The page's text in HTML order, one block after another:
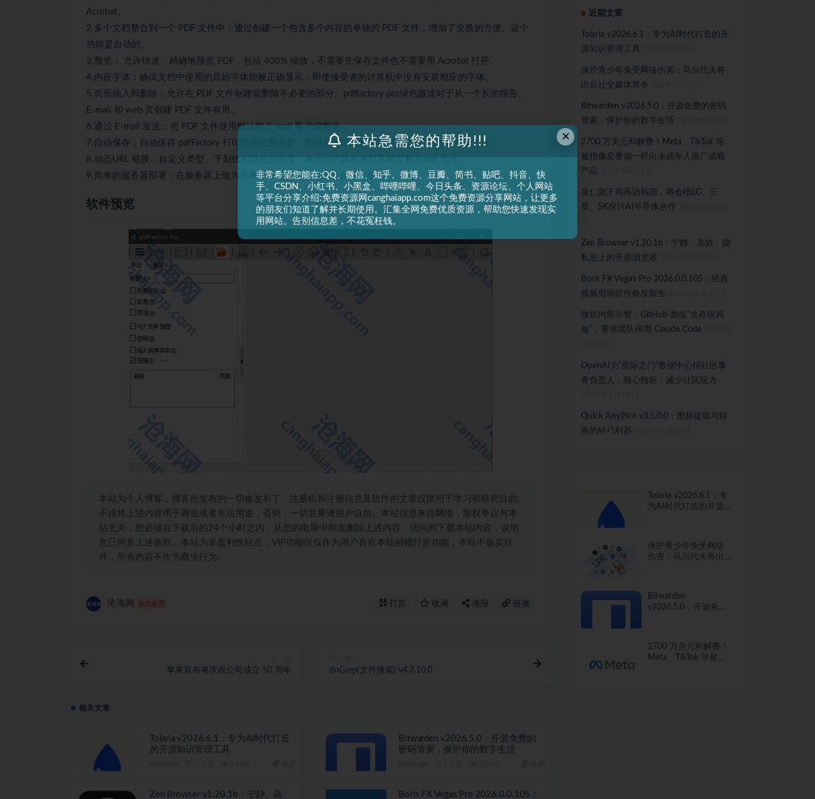
Acrobat。
2.多个文档整合到一个 PDF 文件中：通过创建一个包含多个内容的单独的 PDF 文件，增加了交换的方便。这个
功能是自动的。
3.预览： 允许快速、精确地预览 PDF，包括 400% 缩放，不需要先保存文件也不需要用 Acrobat 打开。
4.内嵌字体：确保文档中使用的原始字体能被正确显示，即使接受者的计算机中没有安装相应的字体。
5.页面插入和删除：允许在 PDF 文件创建前删除不必要的部分。pdffactory pro绿色版这对于从一个长的报告、
E-mail 和 web 页创建 PDF 文件有用。
6.通过 E-mail 发送：把 PDF 文件使用默认的 E-mail 客户端发送 。
7.自动保存：自动保存 pdfFactory 打印过的完整内容，所以你可以重新得到以前打印完成得 PDF 文件。
8.动态URL 链接：自定义类型、下划线和颜色的链接，单击你的鼠标来打开网页和 Email 地址。
9.简单的服务器部署：在服务器上做为共享打印机安装，请查看服务器版。
软件预览
本站为个人博客，博客所发布的一切修改补丁、注册机和注册信息及软件的文章仅限用于学习和研究目的;
不得将上述内容用于商业或者非法用途，否则，一切后果请用户自负。本站信息来自网络，版权争议与本
站无关，您必须在下载后的24个小时之内，从您的电脑中彻底删除上述内容。访问和下载本站内容，说明
您已同意上述条款。本站为非盈利性站点，VIP功能仅仅作为用户喜欢本站捐赠打赏功能，本站不贩卖软
件，所有内容不作为商业行为。
沧海网 永久会员 打赏 收藏 海报 链接
苹果宣布将庆祝公司成立 50 周年 dnGrep(文件搜索) v4.7.10.0
相关文章
Tolaria v2026.6.1：专为AI时代打造
的开源知识管理工具
Bitwarden v2026.5.0：开源免费的
密码管家，保护你的数字生活
Zen Browser v1.20.1b：宁静、高 Boris FX Vegas Pro 2026.0.0.105：
近期文章
Tolaria v2026.6.1：专为AI时代打造的开
源知识管理工具
保护青少年免受网络伤害：马尔代夫将
出台社交媒体禁令
Bitwarden v2026.5.0：开源免费的密码
管家，保护你的数字生活
2700 万美元和解费！Meta、TikTok 等
被指像卖香烟一样向未成年人推广成瘾
产品
黄仁勋下周再访韩国，将会晤LG、三
星、SK探讨AI半导体合作
Zen Browser v1.20.1b：宁静、高效、隐
私至上的开源浏览器
Boris FX Vegas Pro 2026.0.0.105：经典
视频剪辑软件焕发新生
微软内部示警：GitHub 面临“生存级风
险”，要求团队停用 Claude Code
OpenAI为“星际之门”数据中心招社区事
务负责人，核心指标：减少社区阻力
Quick Any2Ico v3.5.0.0：图标提取与转
换的轻巧利器
Tolaria v2026.6.1：专
为AI时代打造的开源
保护青少年免受网络
伤害：马尔代夫将出
Bitwarden
v2026.5.0：开源免费
2700 万美元和解费！
Meta、TikTok 等被指
×
本站急需您的帮助!!!
非常希望您能在:QQ、微信、知乎、微博、豆瓣、简书、贴吧、抖音、快
手、CSDN、小红书、小黑盒、哔哩哔哩、今日头条、资源论坛、个人网站
等平台分享介绍:免费资源网canghaiapp.com这个免费资源分享网站，让更多
的朋友们知道了解并长期使用。汇集全网免费优质资源，帮助您快速发现实
用网站。告别信息差，不花冤枉钱。